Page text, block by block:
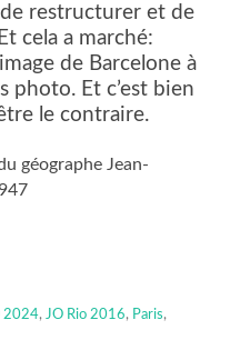
restructurer et de
cela a marché:
de Barcelone à
photo. Et c’est bien
le contraire.
géographe Jean-
2024, JO Rio 2016, Paris,